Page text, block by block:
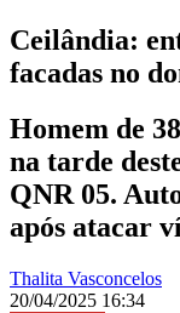
Ceilândia:
facadas no
Homem de
na tarde
QNR 05.
após atacar
Thalita Vasconcelos
20/04/2025 16:34